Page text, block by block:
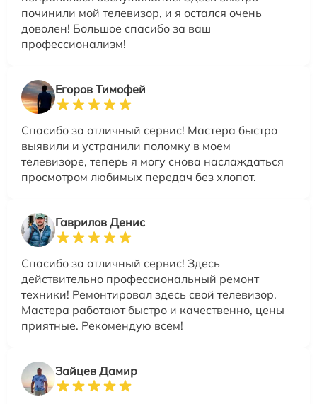
починили мой телевизор, и я остался очень
доволен! Большое спасибо за ваш
профессионализм!
Егоров Тимофей
Спасибо за отличный сервис! Мастера быстро
выявили и устранили поломку в моем
телевизоре, теперь я могу снова наслаждаться
просмотром любимых передач без хлопот.
Гаврилов Денис
Спасибо за отличный сервис! Здесь
действительно профессиональный ремонт
техники! Ремонтировал здесь свой телевизор.
Мастера работают быстро и качественно, цены
приятные. Рекомендую всем!
Зайцев Дамир